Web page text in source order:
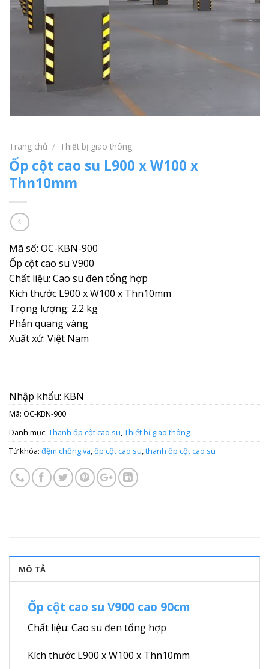
Trang chủ / Thiết bị giao thông
Ốp cột cao su L900 x W100 x
Thn10mm
Mã số: OC-KBN-900
Ốp cột cao su V900
Chất liệu: Cao su đen tổng hợp
Kích thước L900 x W100 x Thn10mm
Trọng lượng: 2.2 kg
Phản quang vàng
Xuất xứ: Việt Nam
Nhập khẩu: KBN
Mã: OC-KBN-900
Danh mục: Thanh ốp cột cao su,Thiết bị giao thông
Từ khóa: đệm chống va,ốp cột cao su,thanh ốp cột cao su
MÔ TẢ
Ốp cột cao su V900 cao 90cm
Chất liệu: Cao su đen tổng hợp
Kích thước L900 x W100 x Thn10mm